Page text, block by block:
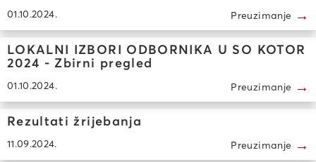
01.10.2024. Preuzimanje →
LOKALNI IZBORI ODBORNIKA U SO KOTOR
2024 - Zbirni pregled
01.10.2024. Preuzimanje →
Rezultati žrijebanja
11.09.2024. Preuzimanje →